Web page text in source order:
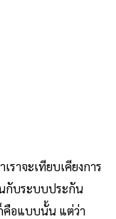
ราจะเทียบเคียงการ
กับระบบประกัน
คือแบบนั้น แต่ว่า